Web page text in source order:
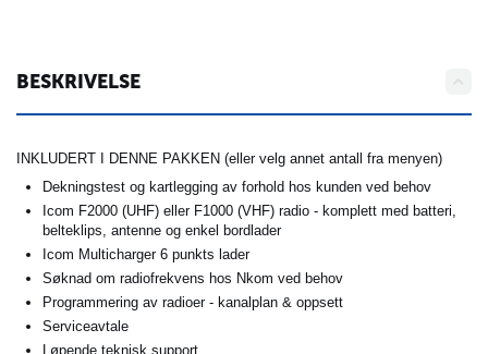
BESKRIVELSE
INKLUDERT I DENNE PAKKEN (eller velg annet antall fra menyen)
Dekningstest og kartlegging av forhold hos kunden ved behov
Icom F2000 (UHF) eller F1000 (VHF) radio - komplett med batteri,
belteklips, antenne og enkel bordlader
Icom Multicharger 6 punkts lader
Søknad om radiofrekvens hos Nkom ved behov
Programmering av radioer - kanalplan & oppsett
Serviceavtale
Løpende teknisk support